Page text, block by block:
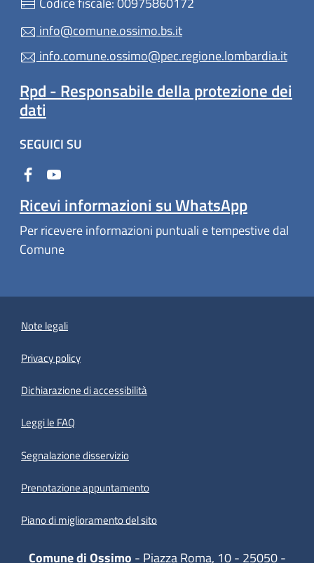
info@comune.ossimo.bs.it
info.comune.ossimo@pec.regione.lombardia.it
Rpd - Responsabile della protezione dei
dati
SEGUICI SU
Ricevi informazioni su WhatsApp
Per ricevere informazioni puntuali e tempestive dal
Comune
Note legali
Privacy policy
Dichiarazione di accessibilità
Leggi le FAQ
Segnalazione disservizio
Prenotazione appuntamento
Piano di miglioramento del sito
Comune di Ossimo - Piazza Roma, 10 - 25050 -